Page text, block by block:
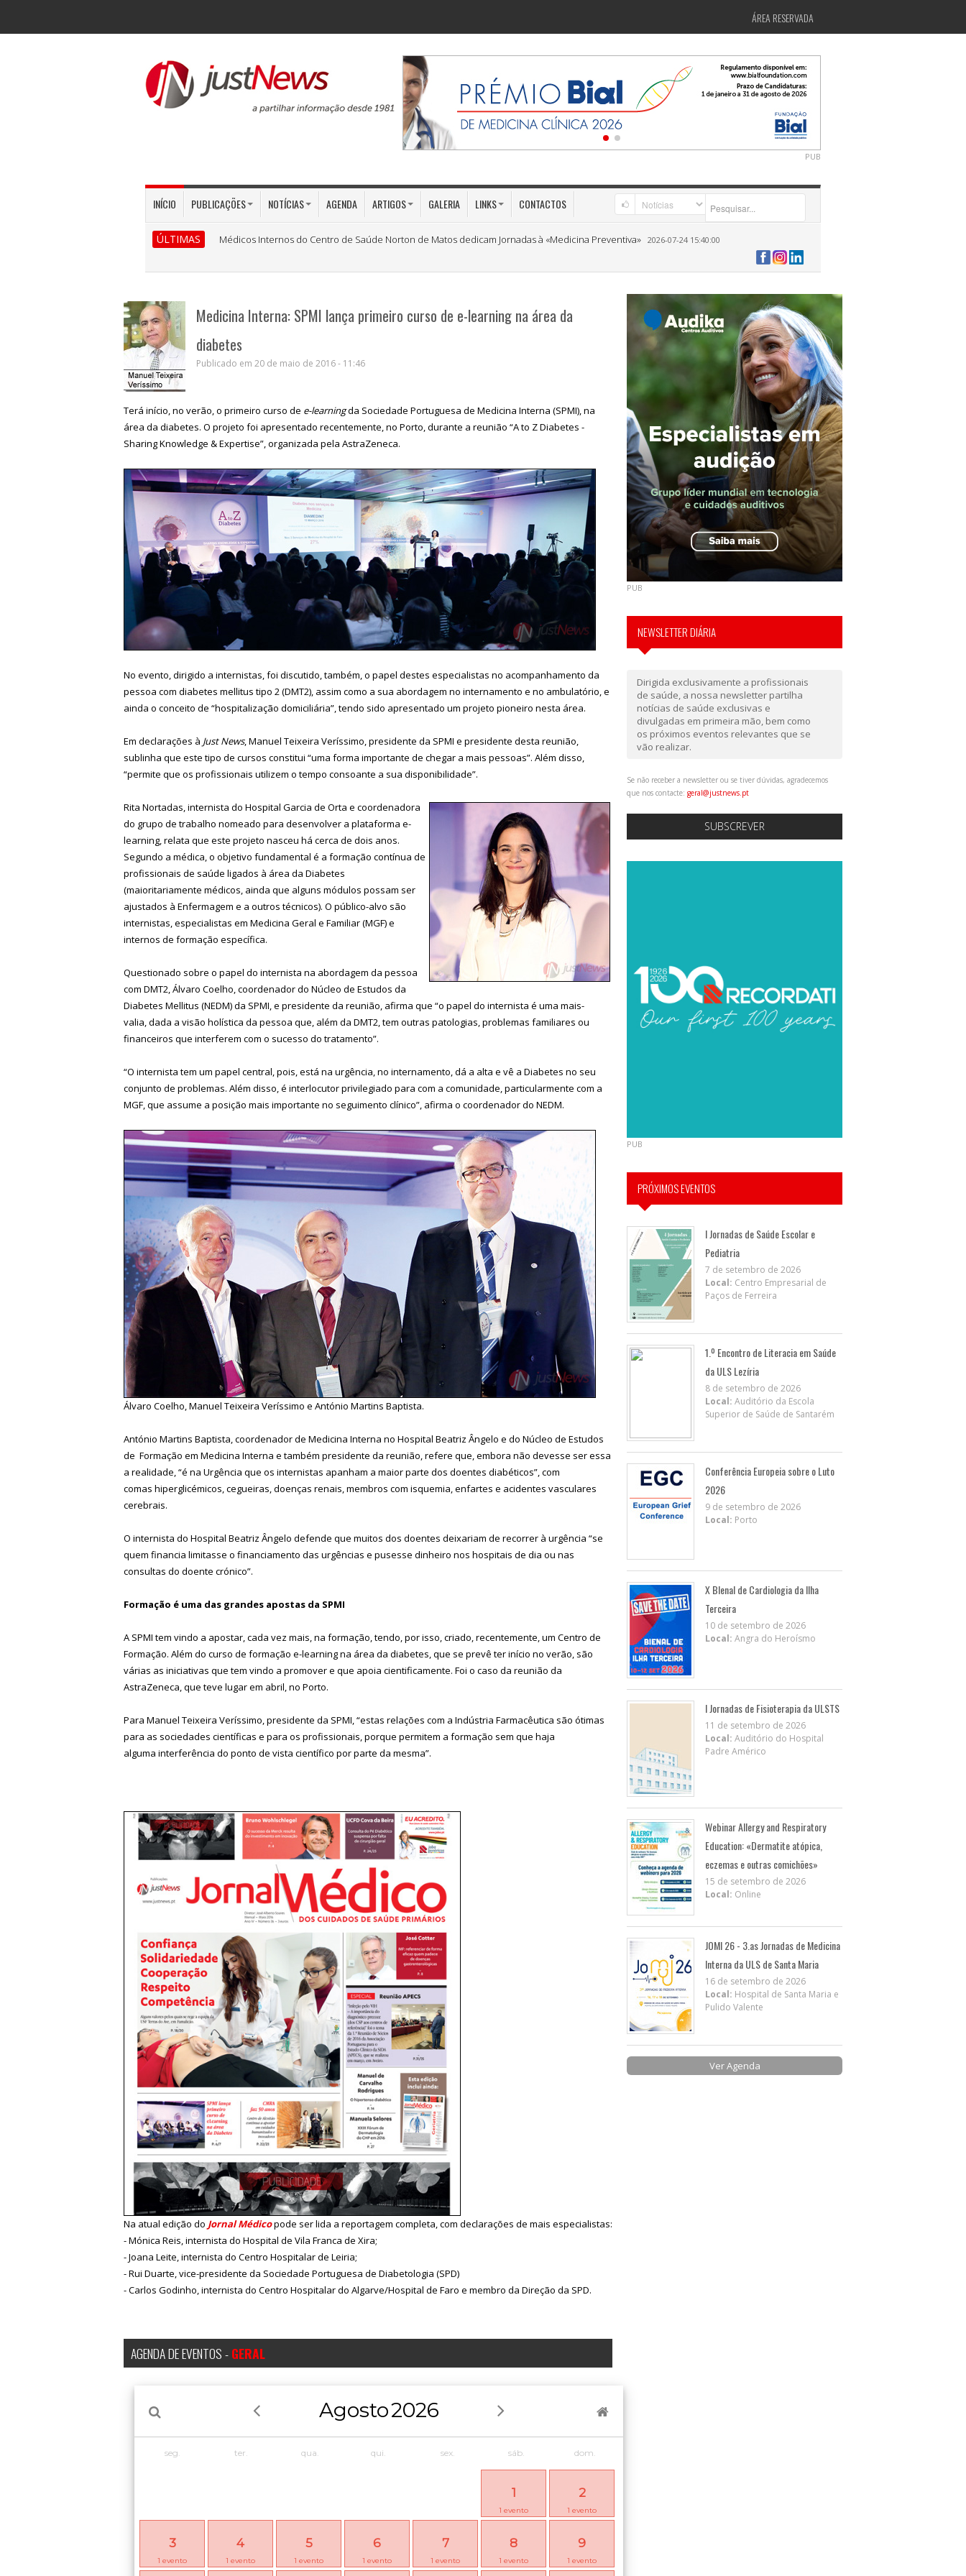
ÁREA RESERVADA
PUB
INÍCIO PUBLICAÇÕES NOTÍCIAS AGENDA ARTIGOS GALERIA LINKS CONTACTOS
ÚLTIMAS IV Congresso de Urgência e Emergência do Alto Tâmega e Barroso realiza-se em setembro 2026-07-24 12:20:00
Medicina Interna: SPMI lança primeiro curso de e-learning na área da
diabetes
Publicado em 20 de maio de 2016 - 11:46
Terá início, no verão, o primeiro curso de e-learningda Sociedade Portuguesa de Medicina Interna (SPMI), na
área da diabetes. O projeto foi apresentado recentemente, no Porto, durante a reunião “A to Z Diabetes -
Sharing Knowledge & Expertise”, organizada pela AstraZeneca.
No evento, dirigido a internistas, foi discutido, também, o papel destes especialistas no acompanhamento da
pessoa com diabetes mellitus tipo 2 (DMT2), assim como a sua abordagem no internamento e no ambulatório, e
ainda o conceito de “hospitalização domiciliária”, tendo sido apresentado um projeto pioneiro nesta área.
Em declarações à Just News, Manuel Teixeira Veríssimo, presidente da SPMI e presidente desta reunião,
sublinha que este tipo de cursos constitui “uma forma importante de chegar a mais pessoas”. Além disso,
“permite que os profissionais utilizem o tempo consoante a sua disponibilidade”.
Rita Nortadas, internista do Hospital Garcia de Orta e coordenadora
do grupo de trabalho nomeado para desenvolver a plataforma e-
learning, relata que este projeto nasceu há cerca de dois anos.
Segundo a médica, o objetivo fundamental é a formação contínua de
profissionais de saúde ligados à área da Diabetes
(maioritariamente médicos, ainda que alguns módulos possam ser
ajustados à Enfermagem e a outros técnicos). O público-alvo são
internistas, especialistas em Medicina Geral e Familiar (MGF) e
internos de formação específica.
Questionado sobre o papel do internista na abordagem da pessoa
com DMT2, Álvaro Coelho, coordenador do Núcleo de Estudos da
Diabetes Mellitus (NEDM) da SPMI, e presidente da reunião, afirma que “o papel do internista é uma mais-
valia, dada a visão holística da pessoa que, além da DMT2, tem outras patologias, problemas familiares ou
financeiros que interferem com o sucesso do tratamento”.
“O internista tem um papel central, pois, está na urgência, no internamento, dá a alta e vê a Diabetes no seu
conjunto de problemas. Além disso, é interlocutor privilegiado para com a comunidade, particularmente com a
MGF, que assume a posição mais importante no seguimento clínico”, afirma o coordenador do NEDM.
Álvaro Coelho, Manuel Teixeira Veríssimo e António Martins Baptista.
António Martins Baptista, coordenador de Medicina Interna no Hospital Beatriz Ângelo e do Núcleo de Estudos
de Formação em Medicina Interna e também presidente da reunião, refere que, embora não devesse ser essa
a realidade, “é na Urgência que os internistas apanham a maior parte dos doentes diabéticos”, com
comas hiperglicémicos, cegueiras, doenças renais, membros com isquemia, enfartes e acidentes vasculares
cerebrais.
O internista do Hospital Beatriz Ângelo defende que muitos dos doentes deixariam de recorrer à urgência “se
quem financia limitasse o financiamento das urgências e pusesse dinheiro nos hospitais de dia ou nas
consultas do doente crónico”.
Formação é uma das grandes apostas da SPMI
A SPMI tem vindo a apostar, cada vez mais, na formação, tendo, por isso, criado, recentemente, um Centro de
Formação. Além do curso de formação e-learning na área da diabetes, que se prevê ter início no verão, são
várias as iniciativas que tem vindo a promover e que apoia cientificamente. Foi o caso da reunião da
AstraZeneca, que teve lugar em abril, no Porto.
Para Manuel Teixeira Veríssimo, presidente da SPMI, “estas relações com a Indústria Farmacêutica são ótimas
para as sociedades científicas e para os profissionais, porque permitem a formação sem que haja
alguma interferência do ponto de vista científico por parte da mesma”.
Na atual edição do Jornal Médicopode ser lida a reportagem completa, com declarações de mais especialistas:
- Mónica Reis, internista do Hospital de Vila Franca de Xira;
- Joana Leite, internista do Centro Hospitalar de Leiria;
- Rui Duarte, vice-presidente da Sociedade Portuguesa de Diabetologia (SPD)
- Carlos Godinho, internista do Centro Hospitalar do Algarve/Hospital de Faro e membro da Direção da SPD.
AGENDA DE EVENTOS -GERAL
Agosto2026
seg. ter. qua. qui. sex. sáb. dom.
1
1 evento
2
1 evento
3
1 evento
4
1 evento
5
1 evento
6
1 evento
7
1 evento
8
1 evento
9
1 evento
PUB
NEWSLETTER DIÁRIA
Dirigida exclusivamente a profissionais
de saúde, a nossa newsletter partilha
notícias de saúde exclusivas e
divulgadas em primeira mão, bem como
os próximos eventos relevantes que se
vão realizar.
Se não receber a newsletter ou se tiver dúvidas, agradecemos
que nos contacte: geral@justnews.pt
SUBSCREVER
PUB
PRÓXIMOS EVENTOS
I Jornadas de Saúde Escolar e
Pediatria
7 de setembro de 2026
Local: Centro Empresarial de
Paços de Ferreira
1.º Encontro de Literacia em Saúde
da ULS Lezíria
8 de setembro de 2026
Local: Auditório da Escola
Superior de Saúde de Santarém
Conferência Europeia sobre o Luto
2026
9 de setembro de 2026
Local: Porto
X BIenal de Cardiologia da Ilha
Terceira
10 de setembro de 2026
Local: Angra do Heroísmo
I Jornadas de Fisioterapia da ULSTS
11 de setembro de 2026
Local: Auditório do Hospital
Padre Américo
Webinar Allergy and Respiratory
Education: «Dermatite atópica,
eczemas e outras comichões»
15 de setembro de 2026
Local: Online
JOMI 26 - 3.as Jornadas de Medicina
Interna da ULS de Santa Maria
16 de setembro de 2026
Local: Hospital de Santa Maria e
Pulido Valente
Ver Agenda